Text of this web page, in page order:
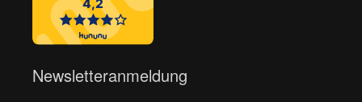
Newsletteranmeldung